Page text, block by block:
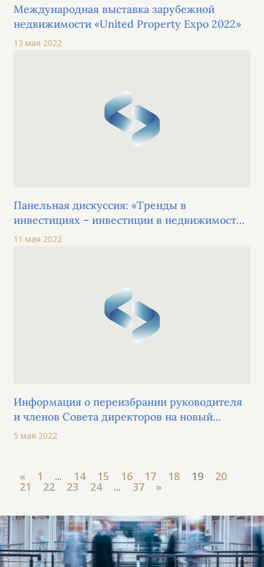
Международная выставка зарубежной
недвижимости «United Property Expo 2022»
13 мая 2022
Панельная дискуссия: «Тренды в
инвестициях – инвестиции в недвижимость,
искусство, ценные бумаги и медиа»
11 мая 2022
Информация о переизбрании руководителя
и членов Совета директоров на новый
пятилетний срок с 8 мая 2022 года
5 мая 2022
« 1 ... 14 15 16 17 18 19 20
21 22 23 24 ... 37 »